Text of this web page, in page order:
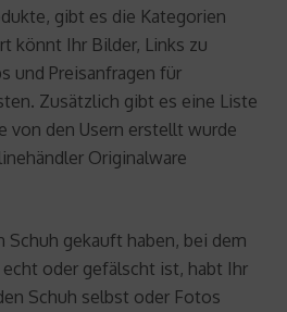
gibt es die Kategorien
könnt Ihr Bilder, Links zu
und Preisanfragen für
Zusätzlich gibt es eine Liste
von den Usern erstellt wurde
Originalware
gekauft haben, bei dem
oder gefälscht ist, habt Ihr
Schuh selbst oder Fotos